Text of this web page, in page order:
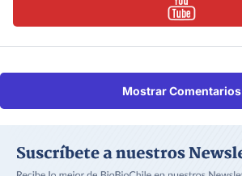
Mostrar Comentarios